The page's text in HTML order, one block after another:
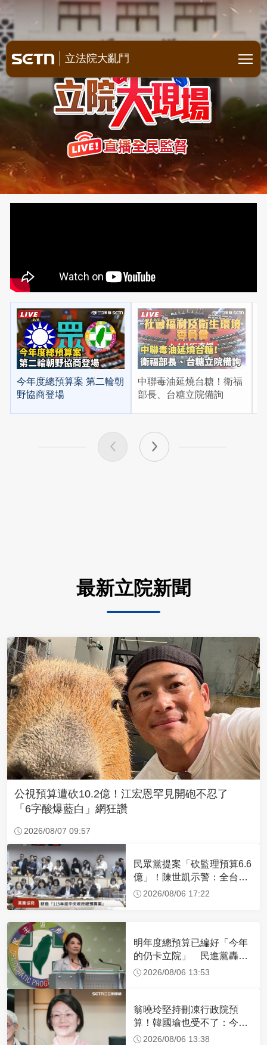
立院全明星空戰 直播全民監督
立法院大亂鬥
今年度總預算案 第二輪朝
野協商登場
中聯毒油延燒台糖！衛福
部長、台糖立院備詢
最新立院新聞
公視預算遭砍10.2億！江宏恩罕見開砲不忍了
「6字酸爆藍白」網狂讚
2026/08/07 09:57
民眾黨提案「砍監理預算6.6
億」！陳世凱示警：全台灣
37監理站可能關門
2026/08/06 17:22
明年度總預算已編好「今年
的仍卡立院」 民進黨轟：
創史上最荒謬紀錄
2026/08/06 13:53
翁曉玲堅持刪凍行政院預
算！韓國瑜也受不了：今年
剩4個月你思考一下
2026/08/06 13:38